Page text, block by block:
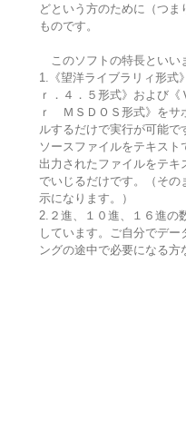
どという方のために（つ
ものです。
このソフトの特長といい
1.《望洋ライブラリィ形式
ｒ．４．５形式》および
ｒ ＭＳＤＯＳ形式》をサ
ルするだけで実行が可能
ソースファイルをテキス
出力されたファイルをテキ
でいじるだけです。（そ
示になります。）
2.２進、１０進、１６進の
しています。ご自分でデー
ングの途中で必要になる方